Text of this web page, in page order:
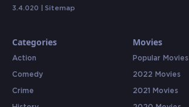
3.4.020 | Sitemap
Categories
Action
Comedy
Crime
Movies
Popular Movies
2022 Movies
2021 Movies